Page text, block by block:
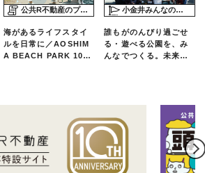
公共R不動産のプロジェクトスタディ
海があるライフスタイ
ルを日常に／AOSHIM
A BEACH PARK 10年
小金井みんなの公園プロジェクト「play here」
誰もがのんびり過ごせ
る・遊べる公園を、み
んなでつくる。未来の